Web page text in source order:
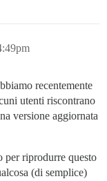
recentemente
utenti riscontrano
versione aggiornata
per riprodurre questo
(di semplice)